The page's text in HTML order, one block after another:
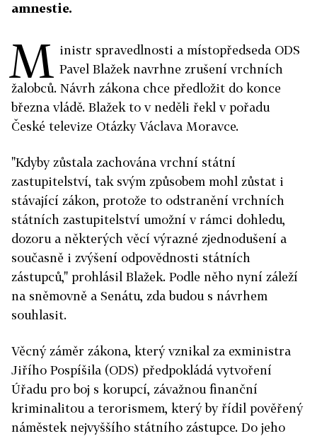
amnestie.
M inistr spravedlnosti a místopředseda ODS
Pavel Blažek navrhne zrušení vrchních
žalobců. Návrh zákona chce předložit do konce
března vládě. Blažek to v neděli řekl v pořadu
České televize Otázky Václava Moravce.
"Kdyby zůstala zachována vrchní státní
zastupitelství, tak svým způsobem mohl zůstat i
stávající zákon, protože to odstranění vrchních
státních zastupitelství umožní v rámci dohledu,
dozoru a některých věcí výrazné zjednodušení a
současně i zvýšení odpovědnosti státních
zástupců," prohlásil Blažek. Podle něho nyní záleží
na sněmovně a Senátu, zda budou s návrhem
souhlasit.
Věcný záměr zákona, který vznikal za exministra
Jiřího Pospíšila (ODS) předpokládá vytvoření
Úřadu pro boj s korupcí, závažnou finanční
kriminalitou a terorismem, který by řídil pověřený
náměstek nejvyššího státního zástupce. Do jeho